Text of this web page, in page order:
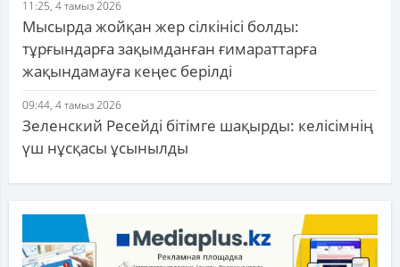
11:25, 4 тамыз 2026
Мысырда жойқан жер сілкінісі болды:
тұрғындарға зақымданған ғимараттарға
жақындамауға кеңес берілді
09:44, 4 тамыз 2026
Зеленский Ресейді бітімге шақырды: келісімнің
үш нұсқасы ұсынылды